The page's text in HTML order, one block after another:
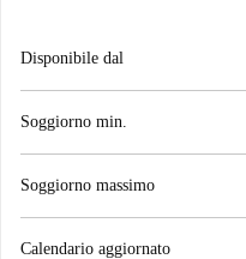
Disponibile dal
Soggiorno min.
Soggiorno massimo
Calendario aggiornato